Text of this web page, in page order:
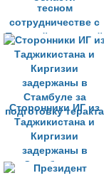
тесном
сотрудничестве с
Турцией в военной
области
Сторонники ИГ из
Таджикистана и
Киргизии
задержаны в
Стамбуле за